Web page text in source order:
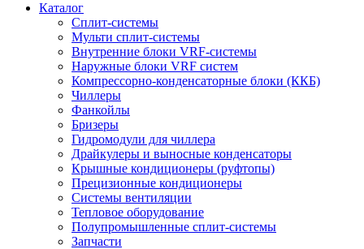
Каталог
Сплит-системы
Мульти сплит-системы
Внутренние блоки VRF-cистемы
Наружные блоки VRF cистем
Компрессорно-конденсаторные блоки (ККБ)
Чиллеры
Фанкойлы
Бризеры
Гидромодули для чиллера
Драйкулеры и выносные конденсаторы
Крышные кондиционеры (руфтопы)
Прецизионные кондиционеры
Системы вентиляции
Тепловое оборудование
Полупромышленные сплит-системы
Запчасти